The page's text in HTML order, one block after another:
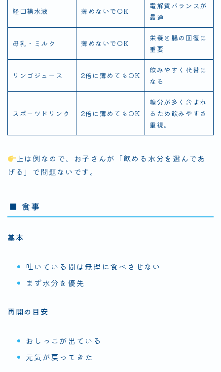
経口補水液 薄めないでOK
電解質バランスが
最適
母乳・ミルク 薄めないでOK
栄養と腸の回復に
重要
リンゴジュース 2倍に薄めてもOK
飲みやすく代替に
なる
スポーツドリンク 2倍に薄めてもOK
糖分が多く含まれ
るため飲みやすさ
重視。
上は例なので、お子さんが「飲める水分を選んであ
げる」で問題ないです。
■ 食事
基本
吐いている間は無理に食べさせない
まず水分を優先
再開の目安
おしっこが出ている
元気が戻ってきた